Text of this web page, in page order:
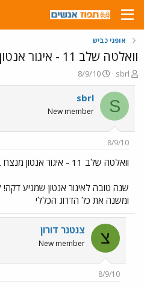
אופני כביש
וואלטה שלב 11 - איגור אנטון מנצח באנדורה
פ
ו
ת
ח
ה
ו
ש
א
sbrl
פ
ו
ס
ר
8/9/10
S
sbrl
New member
8/9/10
וואלטה שלב 11 - איגור אנטון מנצח באנדורה
שנה טובה לאיגור אנטון שמגיע דקה!
ומשנה את כל הדרוג הכללי
צ צנטנר דורון
New member
8/9/10